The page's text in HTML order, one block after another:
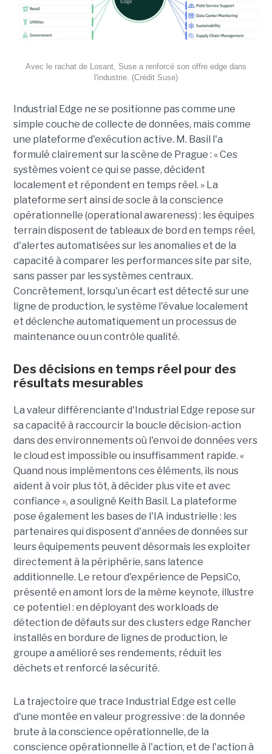
Avec le rachat de Losant, Suse a renforcé son offre edge dans
l'industrie. (Crédit Suse)
Industrial Edge ne se positionne pas comme une
simple couche de collecte de données, mais comme
une plateforme d'exécution active. M. Basil l'a
formulé clairement sur la scène de Prague : « Ces
systèmes voient ce qui se passe, décident
localement et répondent en temps réel. » La
plateforme sert ainsi de socle à la conscience
opérationnelle (operational awareness) : les équipes
terrain disposent de tableaux de bord en temps réel,
d'alertes automatisées sur les anomalies et de la
capacité à comparer les performances site par site,
sans passer par les systèmes centraux.
Concrètement, lorsqu'un écart est détecté sur une
ligne de production, le système l'évalue localement
et déclenche automatiquement un processus de
maintenance ou un contrôle qualité.
Des décisions en temps réel pour des
résultats mesurables
La valeur différenciante d'Industrial Edge repose sur
sa capacité à raccourcir la boucle décision-action
dans des environnements où l'envoi de données vers
le cloud est impossible ou insuffisamment rapide. «
Quand nous implémentons ces éléments, ils nous
aident à voir plus tôt, à décider plus vite et avec
confiance », a souligné Keith Basil. La plateforme
pose également les bases de l'IA industrielle : les
partenaires qui disposent d'années de données sur
leurs équipements peuvent désormais les exploiter
directement à la périphérie, sans latence
additionnelle. Le retour d'expérience de PepsiCo,
présenté en amont lors de la même keynote, illustre
ce potentiel : en déployant des workloads de
détection de défauts sur des clusters edge Rancher
installés en bordure de lignes de production, le
groupe a amélioré ses rendements, réduit les
déchets et renforcé la sécurité.
La trajectoire que trace Industrial Edge est celle
d'une montée en valeur progressive : de la donnée
brute à la conscience opérationnelle, de la
conscience opérationnelle à l'action, et de l'action à